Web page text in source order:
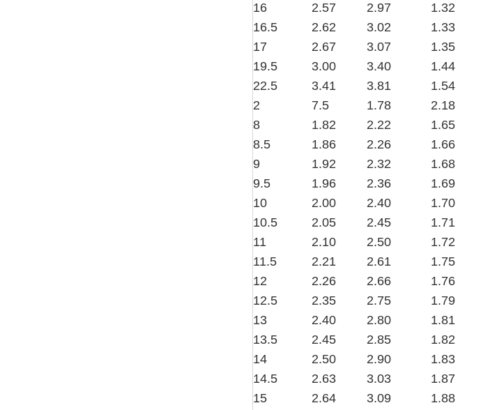
16
2.57 2.97 1.32
16.5
2.62 3.02 1.33
17
2.67 3.07 1.35
19.5
3.00 3.40 1.44
22.5
3.41 3.81 1.54
2
7.5 1.78 2.18
8
1.82 2.22 1.65
8.5
1.86 2.26 1.66
9
1.92 2.32 1.68
9.5
1.96 2.36 1.69
10
2.00 2.40 1.70
10.5
2.05 2.45 1.71
11
2.10 2.50 1.72
11.5
2.21 2.61 1.75
12
2.26 2.66 1.76
12.5
2.35 2.75 1.79
13
2.40 2.80 1.81
13.5
2.45 2.85 1.82
14
2.50 2.90 1.83
14.5
2.63 3.03 1.87
15
2.64 3.09 1.88